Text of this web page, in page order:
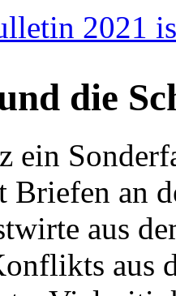
2021
die
ein
an
aus
aus